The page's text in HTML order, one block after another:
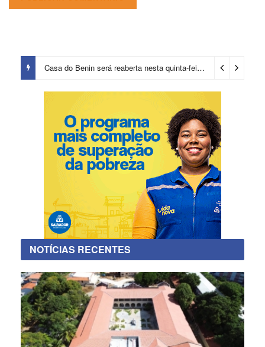
Casa do Benin será reaberta nesta quinta-feira (6) 3 dias ago
NOTÍCIAS RECENTES